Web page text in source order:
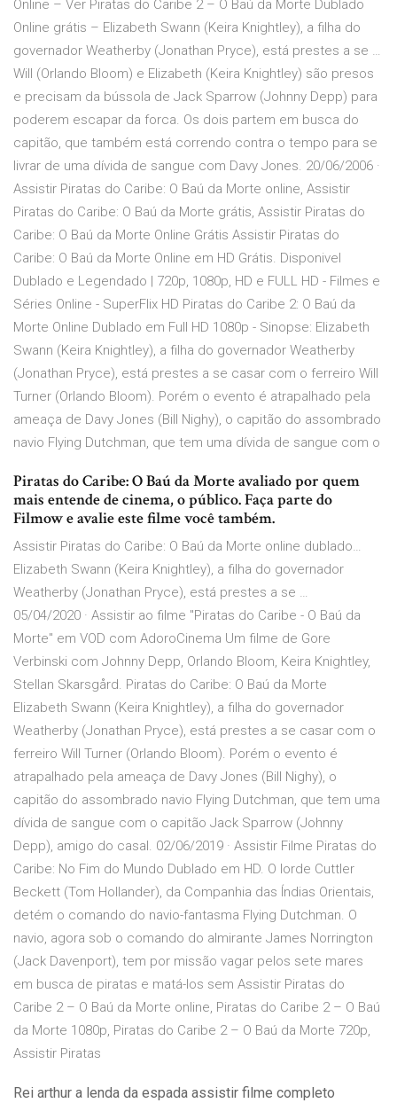
Online – Ver Piratas do Caribe 2 – O Baú da Morte Dublado
Online grátis – Elizabeth Swann (Keira Knightley), a filha do
governador Weatherby (Jonathan Pryce), está prestes a se …
Will (Orlando Bloom) e Elizabeth (Keira Knightley) são presos
e precisam da bússola de Jack Sparrow (Johnny Depp) para
poderem escapar da forca. Os dois partem em busca do
capitão, que também está correndo contra o tempo para se
livrar de uma dívida de sangue com Davy Jones. 20/06/2006 ·
Assistir Piratas do Caribe: O Baú da Morte online, Assistir
Piratas do Caribe: O Baú da Morte grátis, Assistir Piratas do
Caribe: O Baú da Morte Online Grátis Assistir Piratas do
Caribe: O Baú da Morte Online em HD Grátis. Disponivel
Dublado e Legendado | 720p, 1080p, HD e FULL HD - Filmes e
Séries Online - SuperFlix HD Piratas do Caribe 2: O Baú da
Morte Online Dublado em Full HD 1080p - Sinopse: Elizabeth
Swann (Keira Knightley), a filha do governador Weatherby
(Jonathan Pryce), está prestes a se casar com o ferreiro Will
Turner (Orlando Bloom). Porém o evento é atrapalhado pela
ameaça de Davy Jones (Bill Nighy), o capitão do assombrado
navio Flying Dutchman, que tem uma dívida de sangue com o
Piratas do Caribe: O Baú da Morte avaliado por quem
mais entende de cinema, o público. Faça parte do
Filmow e avalie este filme você também.
Assistir Piratas do Caribe: O Baú da Morte online dublado…
Elizabeth Swann (Keira Knightley), a filha do governador
Weatherby (Jonathan Pryce), está prestes a se …
05/04/2020 · Assistir ao filme "Piratas do Caribe - O Baú da
Morte" em VOD com AdoroCinema Um filme de Gore
Verbinski com Johnny Depp, Orlando Bloom, Keira Knightley,
Stellan Skarsgård. Piratas do Caribe: O Baú da Morte
Elizabeth Swann (Keira Knightley), a filha do governador
Weatherby (Jonathan Pryce), está prestes a se casar com o
ferreiro Will Turner (Orlando Bloom). Porém o evento é
atrapalhado pela ameaça de Davy Jones (Bill Nighy), o
capitão do assombrado navio Flying Dutchman, que tem uma
dívida de sangue com o capitão Jack Sparrow (Johnny
Depp), amigo do casal. 02/06/2019 · Assistir Filme Piratas do
Caribe: No Fim do Mundo Dublado em HD. O lorde Cuttler
Beckett (Tom Hollander), da Companhia das Índias Orientais,
detém o comando do navio-fantasma Flying Dutchman. O
navio, agora sob o comando do almirante James Norrington
(Jack Davenport), tem por missão vagar pelos sete mares
em busca de piratas e matá-los sem Assistir Piratas do
Caribe 2 – O Baú da Morte online, Piratas do Caribe 2 – O Baú
da Morte 1080p, Piratas do Caribe 2 – O Baú da Morte 720p,
Assistir Piratas
Rei arthur a lenda da espada assistir filme completo